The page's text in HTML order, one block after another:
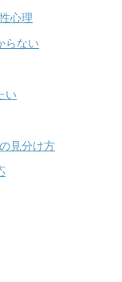
心理
らない
い
見分け方